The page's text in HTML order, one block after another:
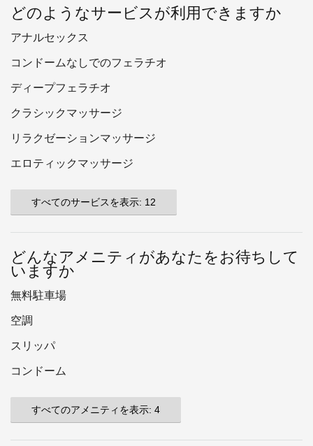
どのようなサービスが利用できますか
アナルセックス
コンドームなしでのフェラチオ
ディープフェラチオ
クラシックマッサージ
リラクゼーションマッサージ
エロティックマッサージ
すべてのサービスを表示: 12
どんなアメニティがあなたをお待ちして
いますか
無料駐車場
空調
スリッパ
コンドーム
すべてのアメニティを表示: 4